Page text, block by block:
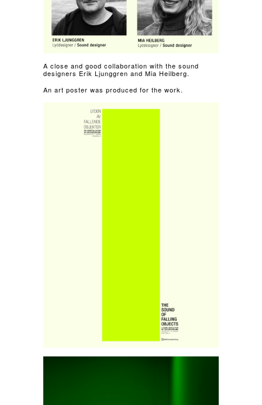
A close and good collaboration with the sound
designers Erik Ljunggren and Mia Heilberg.
An art poster was produced for the work.